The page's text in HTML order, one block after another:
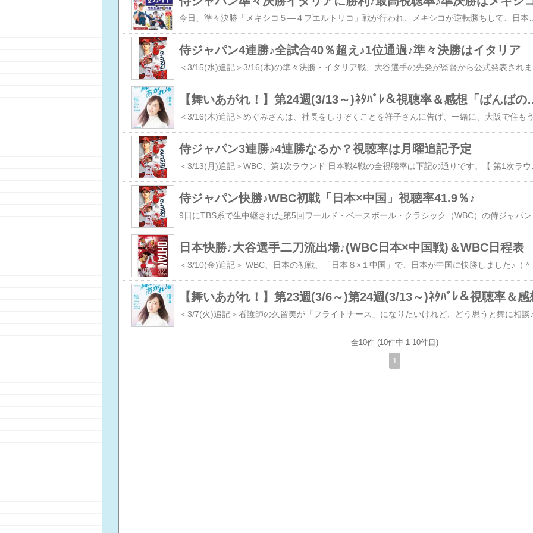
侍ジャパン4連勝♪全試合40％超え♪1位通過♪準々決勝はイタリア
【舞いあがれ！】第24週
侍ジャパン3連勝♪4連勝なるか？視聴率は月曜追記予定
侍ジャパン快勝♪WBC初戦「日本×中国」視聴率41.9％♪
日本快勝♪大谷選手二刀流出場♪(WBC日本×中国戦)＆WBC日程表
【舞いあがれ！】第23週(3/6～)第24週(3/13～)ﾈﾀﾊﾞﾚ＆視聴率＆感
全10件 (10件中 1-10件目)
1